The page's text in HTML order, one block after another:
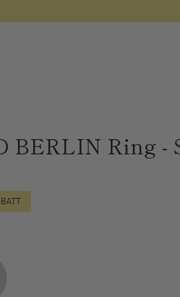
BERLIN Ring -